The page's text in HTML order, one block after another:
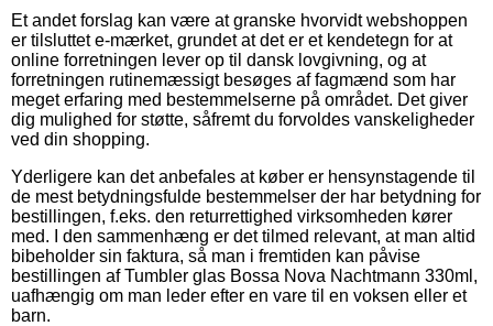
Et andet forslag kan være at granske hvorvidt webshoppen
er tilsluttet e-mærket, grundet at det er et kendetegn for at
online forretningen lever op til dansk lovgivning, og at
forretningen rutinemæssigt besøges af fagmænd som har
meget erfaring med bestemmelserne på området. Det giver
dig mulighed for støtte, såfremt du forvoldes vanskeligheder
ved din shopping.
Yderligere kan det anbefales at køber er hensynstagende til
de mest betydningsfulde bestemmelser der har betydning for
bestillingen, f.eks. den returrettighed virksomheden kører
med. I den sammenhæng er det tilmed relevant, at man altid
bibeholder sin faktura, så man i fremtiden kan påvise
bestillingen af Tumbler glas Bossa Nova Nachtmann 330ml,
uafhængig om man leder efter en vare til en voksen eller et
barn.